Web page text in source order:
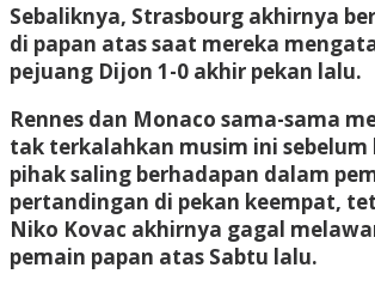
Sebaliknya, Strasbourg akhirnya
di papan atas saat mereka
pejuang Dijon 1-0 akhir pekan lalu.
Rennes dan Monaco sama-sama
tak terkalahkan musim ini sebelum
pihak saling berhadapan dalam
pertandingan di pekan keempat,
Niko Kovac akhirnya gagal
pemain papan atas Sabtu lalu.